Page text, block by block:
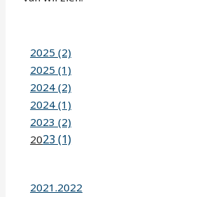
2025 (2)
2025 (1)
2024 (2)
2024 (1)
2023 (2)
2023 (1)
2021.2022